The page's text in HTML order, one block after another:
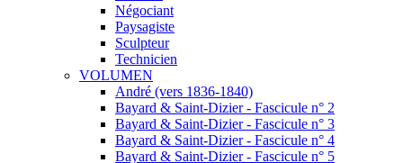
Négociant
Paysagiste
Sculpteur
Technicien
VOLUMEN
André (vers 1836-1840)
Bayard & Saint-Dizier - Fascicule n° 2
Bayard & Saint-Dizier - Fascicule n° 3
Bayard & Saint-Dizier - Fascicule n° 4
Bayard & Saint-Dizier - Fascicule n° 5